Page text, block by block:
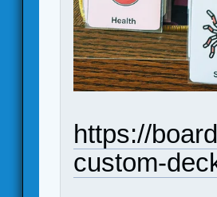
https://
custom-